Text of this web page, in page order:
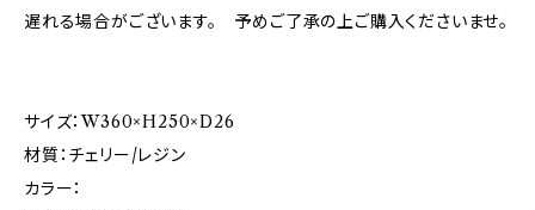
遅れる場合がございます。 予めご了承の上ご購入くださいませ。
サイズ：W360×H250×D26
材質：チェリー/レジン
カラー：